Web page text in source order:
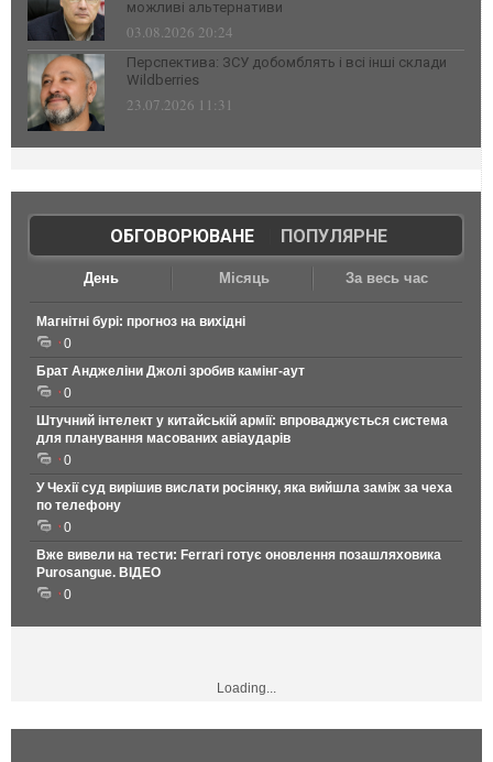
можливі альтернативи
03.08.2026 20:24
Перспектива: ЗСУ добомблять і всі інші склади
Wildberries
23.07.2026 11:31
ОБГОВОРЮВАНЕ| ПОПУЛЯРНЕ
День Місяць За весь час
Магнітні бурі: прогноз на вихідні
0
Брат Анджеліни Джолі зробив камінг-аут
0
Штучний інтелект у китайській армії: впроваджується система
для планування масованих авіаударів
0
У Чехії суд вирішив вислати росіянку, яка вийшла заміж за чеха
по телефону
0
Вже вивели на тести: Ferrari готує оновлення позашляховика
Purosangue. ВІДЕО
0
Loading...